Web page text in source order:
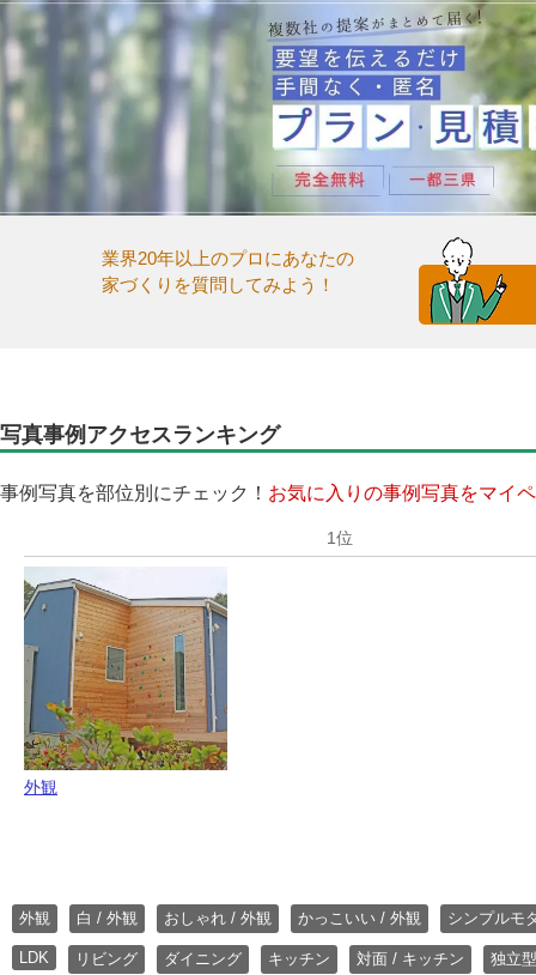
業界20年以上のプロにあなたの
家づくりを質問してみよう！
写真事例アクセスランキング
事例写真を部位別にチェック！ お気に入りの事例写真をマイ
外観
外観 白 / 外観 おしゃれ / 外観 かっこいい / 外観 シンプルモ
LDK リビング ダイニング キッチン 対面 / キッチン 独立